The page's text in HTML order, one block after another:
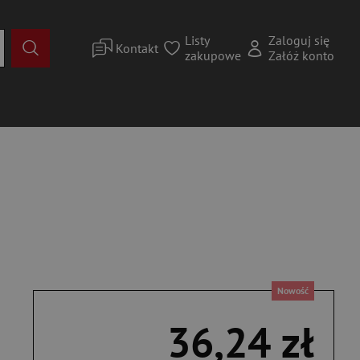
Kontakt
Listy
zakupowe
Zaloguj się
Załóż konto
Nowość
36,24 zł